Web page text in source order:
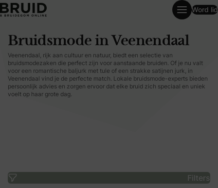
Word lid
Bruidsmode in Veenendaal
Veenendaal, rijk aan cultuur en natuur, biedt een selectie van
bruidsmodezaken die perfect zijn voor aanstaande bruiden. Of je nu valt
voor een romantische baljurk met tule of een strakke satijnen jurk, in
Veenendaal vind je de perfecte match. Lokale bruidsmode-experts bieden
persoonlijk advies en zorgen ervoor dat elke bruid zich speciaal en uniek
voelt op haar grote dag.
Filters